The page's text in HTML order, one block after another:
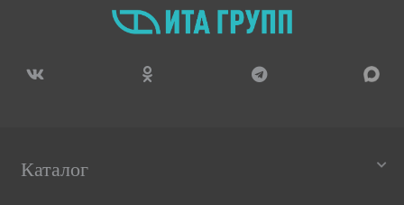
Каталог